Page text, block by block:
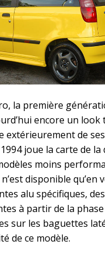
la première
encore un look
extérieurement de
joue la carte de la
moins
disponible qu’en
alu spécifiques,
à partir de la phase
sur les baguettes
de ce modèle.